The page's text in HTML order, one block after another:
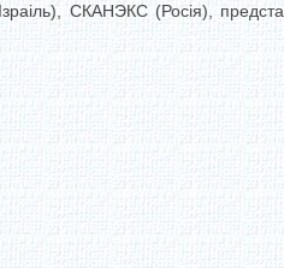
СКАНЭКС (Росія),